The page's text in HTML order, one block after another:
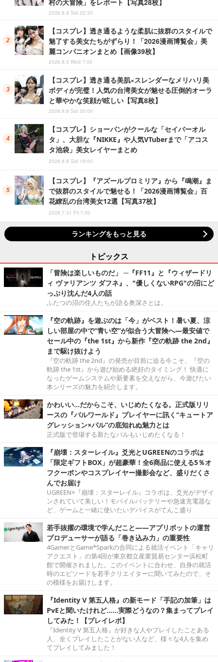
村の大冒険」をレポート【写真28枚】
2026.8.8 Sat 22:30
【コスプレ】透き通るような柔肌に抜群のスタイルで
魅了する美女たちがずらり！「2026漫画博覧会」美
麗コンパニオンまとめ【画像39枚】
2026.8.5 Wed 7:00
【コスプレ】透き通る美肌×スレンダーなメリハリ美
ボディが完璧！人気の台湾美女が魅せる圧倒的オーラ
と華やかな笑顔が眩しい【写真8枚】
2026.8.8 Sat 20:00
【コスプレ】ショーパンがクールな「セイバーオル
タ」、大胆な『NIKKE』や人気VTuberまで「アコス
タ池袋」美女レイヤーまとめ
2026.8.8 Sat 16:00
【コスプレ】『アズールプロミリア』から『鳴潮』ま
で抜群のスタイルで魅せる！「2026漫画博覧会」百
花繚乱の台湾美女12選【写真37枚】
2026.7.31 Fri 7:00
ランキングをもっと見る
トピックス
「冒険は楽しいものだ」 ─『FF11』と『ウィザードリ
ィ ヴァリアンツ ダフネ』、"優しくないRPG"の沼にど
っぷり沈んだ4人の話
ふたつの沼の住人たちが語る奥深さとは。
『空の軌跡』を遊ぶのは「今」がベスト！暑い夏、涼
しい部屋の中で“青い空”が似合う大冒険へ―最安値で
セール中の『the 1st』から新作『空の軌跡 the 2nd』
まで駆け抜けよう
『空の軌跡 the 2nd』の発売が目前に迫る今こそ、『空の
軌跡 the 1st』から遊び始める絶好のタイミング！ 快適に
なったゲームシステムや新要素を交えながら、今遊びたい
本シリーズの魅力を紹介します。
かわいい…だからこそ、いじめたくなる。正式版リリ
ースの『パルワールド』プレイヤーに訊く“キュートア
グレッション×パル”の底知れぬ魅力とは
正式版で登場する新たなパルもいじめたくなる！
『崩壊：スターレイル』爻光とUGREENのコラボは
「限定ギフトBOX」が超豪華！全6商品に使える5％オ
フクーポンやコスプレイヤー撮影会など、盛りだくさ
んでお届け
UGREEN×『崩壊：スターレイル』コラボは、爻光がデザイ
ンされていて美しい！モバイルバッテリーや急速充電器な
ど、ゲームと一緒に使いたいデバイスがてんこ盛り
若手抜擢の環境で学んだこと――アプリボットの運営
プロデューサーが語る「巻き込み力」の重要性
4GamerとGame*Sparkの合同による就活イベント「キャリ
アクエスト」の第4回が東京都立産業貿易センター浜松町
館で開催されました。このイベントに合わせ、自身の就活
時のエピソードを若手クリエイターに聞いてみたので、そ
の模様をお届けします。
『Identity V 第五人格』の新モード「手記の加筆」は
PvEと聞いたけれど……実際どうなの？集まってプレイ
してみた！【プレイレポ】
『Identity V 第五人格』が好きな人やプレイしたことある
人、全くプレイしたことがない人など、様々な4人を集め
てプレイしてみました！